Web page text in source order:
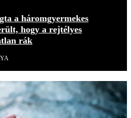
a háromgyermekes
hogy a rejtélyes
rák